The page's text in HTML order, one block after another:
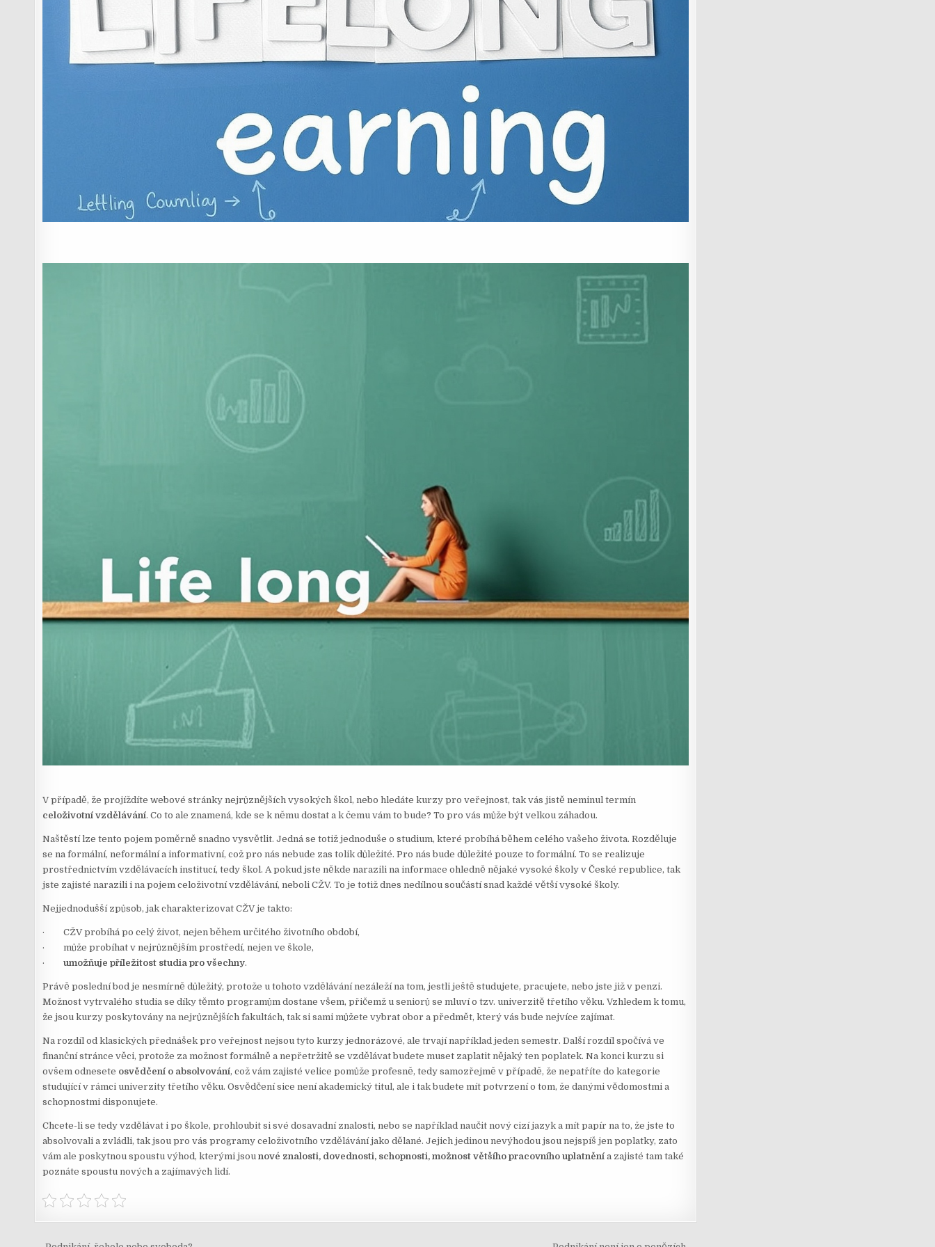
V případě, že projíždíte webové stránky nejrůznějších vysokých škol, nebo hledáte kurzy pro veřejnost, tak vás jistě neminul termín
celoživotní vzdělávání. Co to ale znamená, kde se k němu dostat a k čemu vám to bude? To pro vás může být velkou záhadou.
Naštěstí lze tento pojem poměrně snadno vysvětlit. Jedná se totiž jednoduše o studium, které probíhá během celého vašeho života. Rozděluje
se na formální, neformální a informativní, což pro nás nebude zas tolik důležité. Pro nás bude důležité pouze to formální. To se realizuje
prostřednictvím vzdělávacích institucí, tedy škol. A pokud jste někde narazili na informace ohledně nějaké vysoké školy v České republice, tak
jste zajisté narazili i na pojem celoživotní vzdělávání, neboli CŽV. To je totiž dnes nedílnou součástí snad každé větší vysoké školy.
Nejjednodušší způsob, jak charakterizovat CŽV je takto:
· CŽV probíhá po celý život, nejen během určitého životního období,
· může probíhat v nejrůznějším prostředí, nejen ve škole,
·umožňuje příležitost studia pro všechny.
Právě poslední bod je nesmírně důležitý, protože u tohoto vzdělávání nezáleží na tom, jestli ještě studujete, pracujete, nebo jste již v penzi.
Možnost vytrvalého studia se díky těmto programům dostane všem, přičemž u seniorů se mluví o tzv. univerzitě třetího věku. Vzhledem k tomu,
že jsou kurzy poskytovány na nejrůznějších fakultách, tak si sami můžete vybrat obor a předmět, který vás bude nejvíce zajímat.
Na rozdíl od klasických přednášek pro veřejnost nejsou tyto kurzy jednorázové, ale trvají například jeden semestr. Další rozdíl spočívá ve
finanční stránce věci, protože za možnost formálně a nepřetržitě se vzdělávat budete muset zaplatit nějaký ten poplatek. Na konci kurzu si
ovšem odnesete osvědčení o absolvování, což vám zajisté velice pomůže profesně, tedy samozřejmě v případě, že nepatříte do kategorie
studující v rámci univerzity třetího věku. Osvědčení sice není akademický titul, ale i tak budete mít potvrzení o tom, že danými vědomostmi a
schopnostmi disponujete.
Chcete-li se tedy vzdělávat i po škole, prohloubit si své dosavadní znalosti, nebo se například naučit nový cizí jazyk a mít papír na to, že jste to
absolvovali a zvládli, tak jsou pro vás programy celoživotního vzdělávání jako dělané. Jejich jedinou nevýhodou jsou nejspíš jen poplatky, zato
vám ale poskytnou spoustu výhod, kterými jsounové znalosti, dovednosti, schopnosti, možnost většího pracovního uplatnění a zajisté tam také
poznáte spoustu nových a zajímavých lidí.